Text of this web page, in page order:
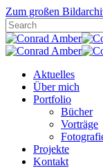
Zum großen
Aktuelles
Über mich
Portfolio
Bücher
Vorträge
Projekte
Kontakt